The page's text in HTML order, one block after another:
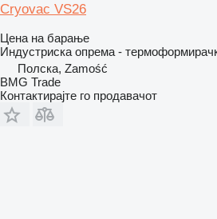
Cryovac VS26
Цена на барање
Индустриска опрема -
Полска, Zamość
BMG Trade
Контактирајте го продавачот